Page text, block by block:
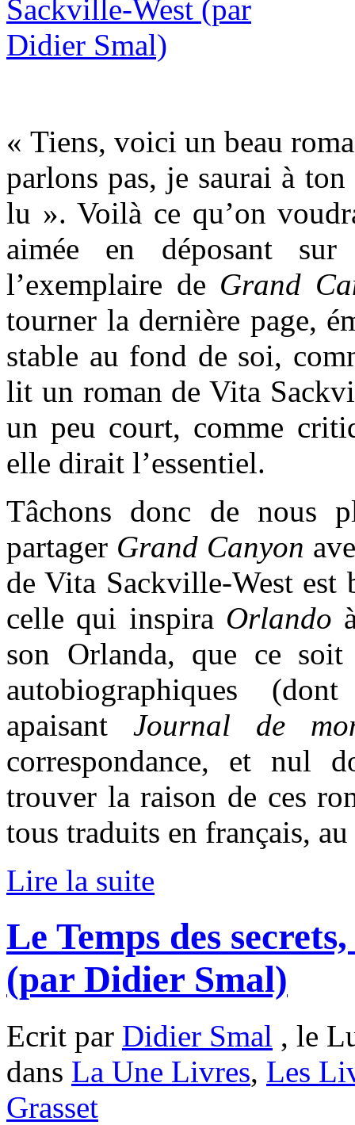
« Tiens, voici un beau
parlons pas, je saurai à
lu ». Voilà ce qu’on
aimée en déposant
l’exemplaire de Grand
tourner la dernière page,
stable au fond de soi,
lit un roman de Vita
un peu court, comme
elle dirait l’essentiel.
Tâchons donc de nous
partager Grand Canyon
de Vita Sackville-West est
celle qui inspira Orlando
son Orlanda, que ce
autobiographiques
apaisant Journal de
correspondance, et nul
trouver la raison de ces
tous traduits en français,
Lire la suite
Le Temps des
(par Didier Smal)
Ecrit par Didier Smal , le
dans La Une Livres, Les
Grasset